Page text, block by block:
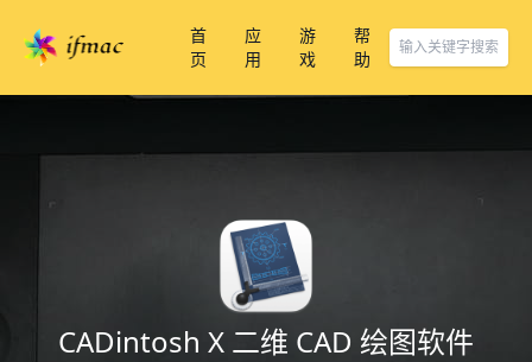
首
页
应
用
游
戏
帮
助
CADintosh X 二维 CAD 绘图软件